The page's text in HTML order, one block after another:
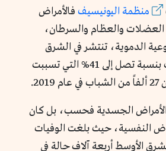
منظمة اليونيسيف فالأمراض
العضلات والعظام والسرطان،
الدموية، تنتشر في الشرق
الأوسط بين الشباب بنسبة تصل إلى 41% التي تسببت
الجسدية فحسب، بل كان
النفسية، حيث بلغت الوفيات
الأوسط أربعة آلاف حالة في